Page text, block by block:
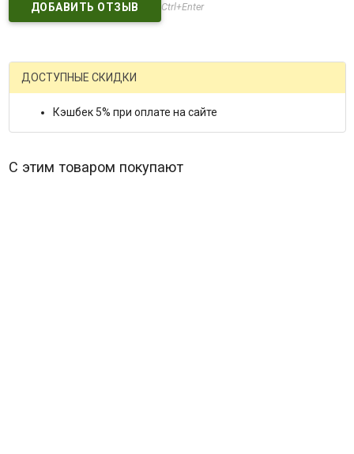
Ctrl+Enter
ДОСТУПНЫЕ СКИДКИ
Кэшбек 5% при оплате на сайте
С этим товаром покупают